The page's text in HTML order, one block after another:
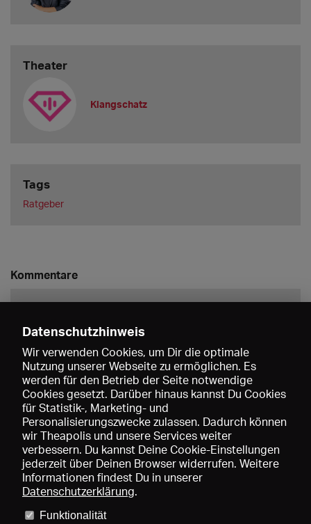
Theater
Klangschatz
Tags
Ratgeber
Kommentare
Speichern
Datenschutzhinweis
Wir verwenden Cookies, um Dir die optimale
Nutzung unserer Webseite zu ermöglichen. Es
werden für den Betrieb der Seite notwendige
Cookies gesetzt. Darüber hinaus kannst Du Cookies
für Statistik-, Marketing- und
Personalisierungszwecke zulassen. Dadurch können
wir Theapolis und unsere Services weiter
verbessern. Du kannst Deine Cookie-Einstellungen
jederzeit über Deinen Browser widerrufen. Weitere
Informationen findest Du in unserer
Datenschutzerklärung.
Funktionalität